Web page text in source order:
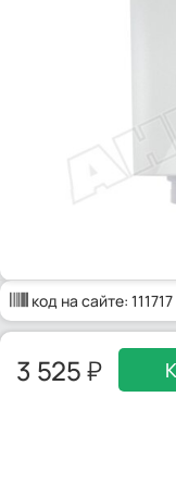
код на сайте: 111717
3 525